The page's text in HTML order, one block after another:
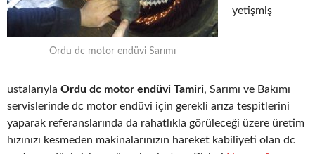
Ordu dc motor endüvi Sarımı
yetişmiş
ustalarıyla Ordu dc motor endüvi Tamiri, Sarımı ve Bakımı
servislerinde dc motor endüvi için gerekli arıza tespitlerini
yaparak referanslarında da rahatlıkla görüleceği üzere üretim
hızınızı kesmeden makinalarınızın hareket kabiliyeti olan dc